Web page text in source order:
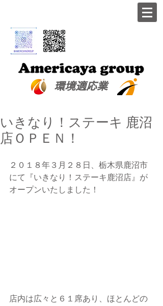
​環境適応業
いきなり！ステーキ 鹿沼
店ＯＰＥＮ！
２０１８年３月２８日、栃木県鹿沼市
にて『いきなり！ステーキ鹿沼店』が
オープンいたしました！
店内は広々と６１席あり、ほとんどの